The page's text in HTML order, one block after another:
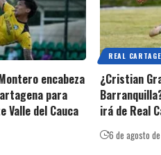
encabeza
para
Valle del Cauca
REAL
¿Cristian
irá de Real
6 de agosto